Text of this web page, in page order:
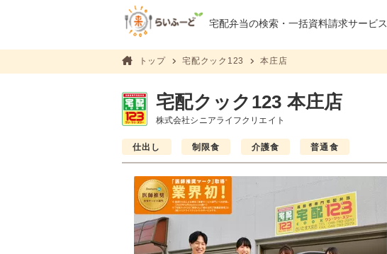
宅配弁当の検索・一括資料請求サービス
トップ 宅配クック123 本庄店
宅配クック123 本庄店
株式会社シニアライフクリエイト
仕出し 制限食 介護食 普通食